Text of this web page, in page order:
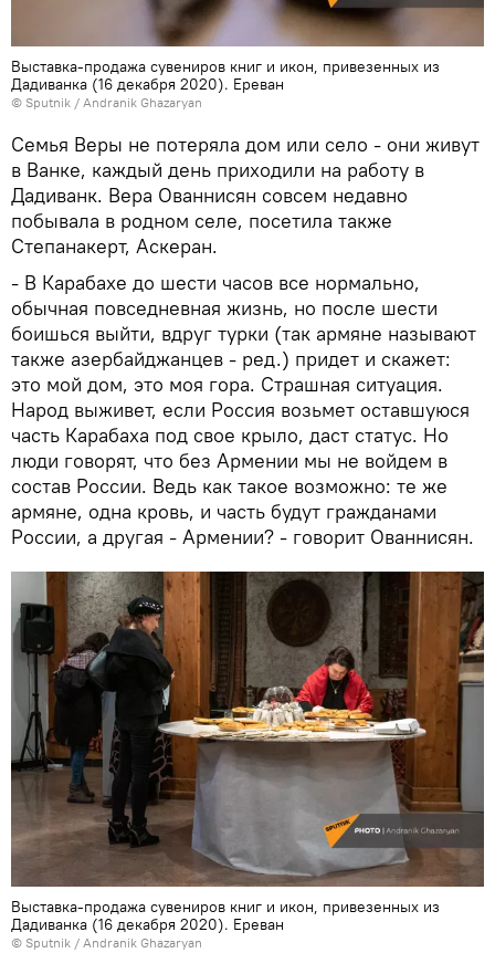
Выставка-продажа сувениров книг и икон, привезенных из
Дадиванка (16 декабря 2020). Еревaн
© Sputnik / Andranik Ghazaryan
Семья Веры не потеряла дом или село - они живут
в Ванке, каждый день приходили на работу в
Дадиванк. Вера Ованнисян совсем недавно
побывала в родном селе, посетила также
Степанакерт, Аскеран.
- В Карабахе до шести часов все нормально,
обычная повседневная жизнь, но после шести
боишься выйти, вдруг турки (так армяне называют
также азербайджанцев - ред.) придет и скажет:
это мой дом, это моя гора. Страшная ситуация.
Народ выживет, если Россия возьмет оставшуюся
часть Карабаха под свое крыло, даст статус. Но
люди говорят, что без Армении мы не войдем в
состав России. Ведь как такое возможно: те же
армяне, одна кровь, и часть будут гражданами
России, а другая - Армении? - говорит Ованнисян.
Выставка-продажа сувениров книг и икон, привезенных из
Дадиванка (16 декабря 2020). Еревaн
© Sputnik / Andranik Ghazaryan